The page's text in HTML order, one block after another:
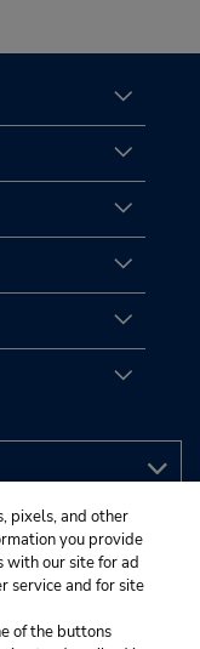
pixels, and other
you provide
with our site for ad
service and for site
of the buttons